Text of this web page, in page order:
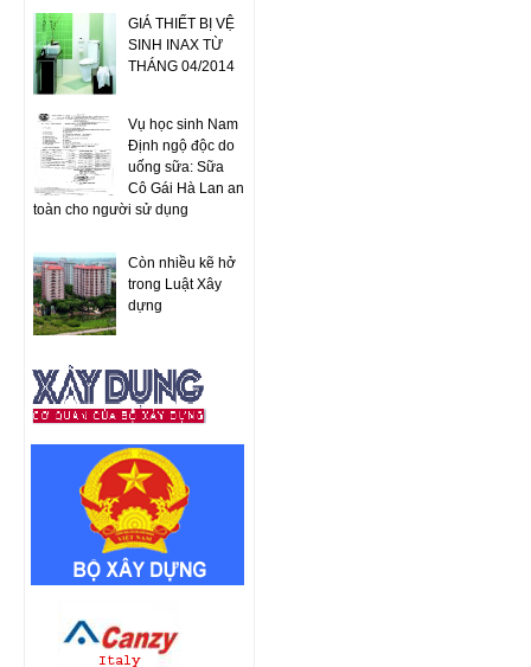
GIÁ THIẾT BỊ VỆ
SINH INAX TỪ
THÁNG 04/2014
Vụ học sinh Nam
Định ngộ độc do
uống sữa: Sữa
Cô Gái Hà Lan an
toàn cho người sử dụng
Còn nhiều kẽ hở
trong Luật Xây
dựng